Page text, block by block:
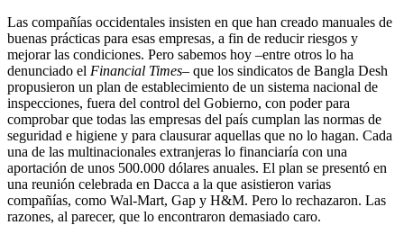
Las compañías occidentales insisten en que han creado manuales de
buenas prácticas para esas empresas, a fin de reducir riesgos y
mejorar las condiciones. Pero sabemos hoy –entre otros lo ha
denunciado el Financial Times– que los sindicatos de Bangla Desh
propusieron un plan de establecimiento de un sistema nacional de
inspecciones, fuera del control del Gobierno, con poder para
comprobar que todas las empresas del país cumplan las normas de
seguridad e higiene y para clausurar aquellas que no lo hagan. Cada
una de las multinacionales extranjeras lo financiaría con una
aportación de unos 500.000 dólares anuales. El plan se presentó en
una reunión celebrada en Dacca a la que asistieron varias
compañías, como Wal-Mart, Gap y H&M. Pero lo rechazaron. Las
razones, al parecer, que lo encontraron demasiado caro.